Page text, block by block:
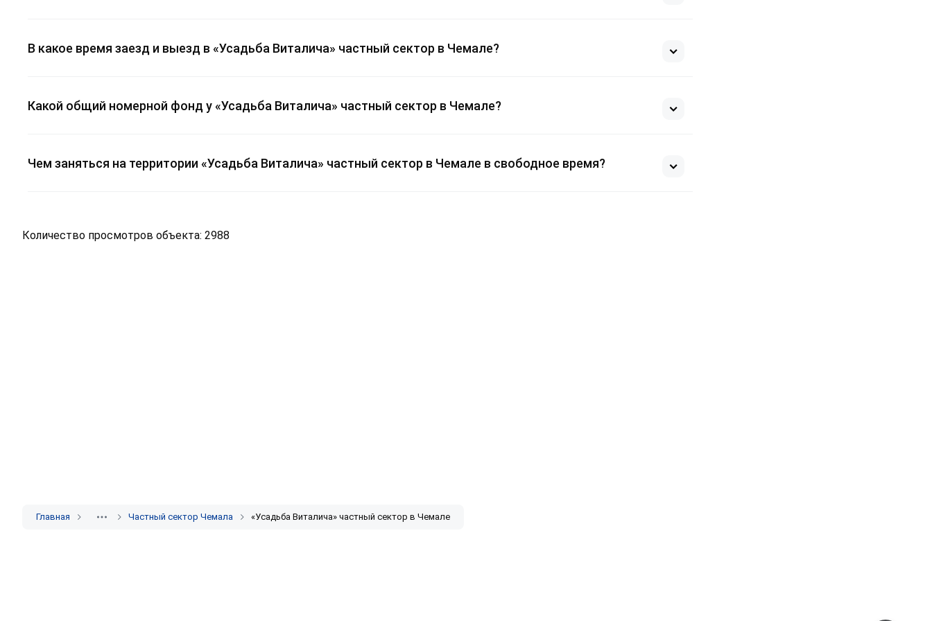
Главная Частный сектор Чемала «Усадьба Виталича» частный сектор в Чемале
В какое время заезд и выезд в «Усадьба Виталича» частный сектор в Чемале?
Какой общий номерной фонд у «Усадьба Виталича» частный сектор в Чемале?
Чем заняться на территории «Усадьба Виталича» частный сектор в Чемале в свободное время?
Количество просмотров объекта: 2988